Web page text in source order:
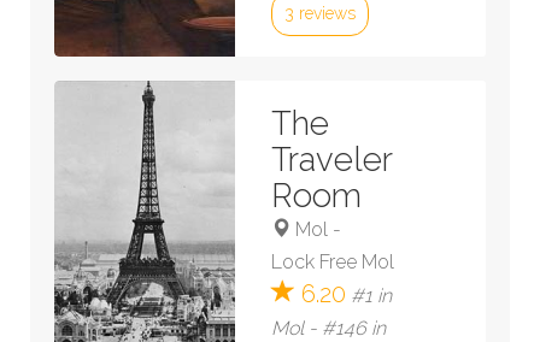
3 reviews
The
Traveler
Room
Mol -
Lock Free Mol
6.20 #1 in
Mol - #146 in